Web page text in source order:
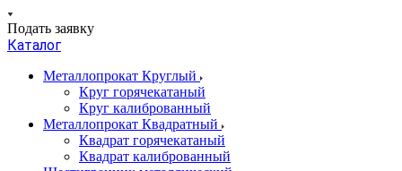
Подать заявку
Каталог
Металлопрокат Круглый
Круг горячекатаный
Круг калиброванный
Металлопрокат Квадратный
Квадрат горячекатаный
Квадрат калиброванный